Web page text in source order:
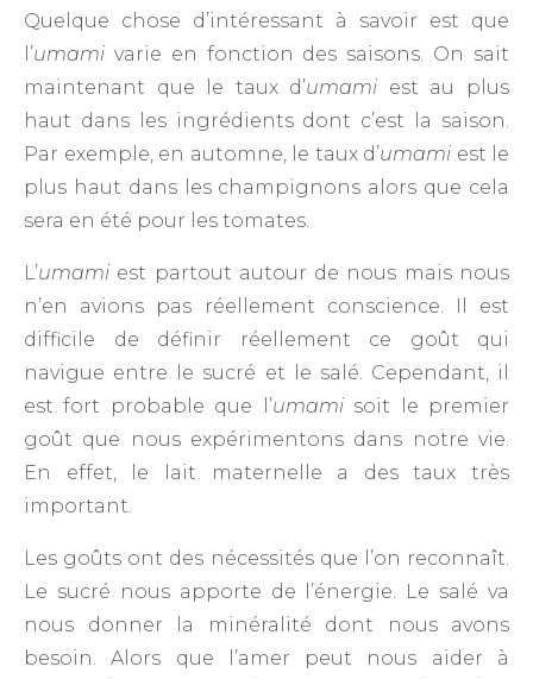
Quelque chose d’intéressant à savoir est que
l’umami varie en fonction des saisons. On sait
maintenant que le taux d’umami est au plus
haut dans les ingrédients dont c’est la saison.
Par exemple, en automne, le taux d’umami est le
plus haut dans les champignons alors que cela
sera en été pour les tomates.
L’umami est partout autour de nous mais nous
n’en avions pas réellement conscience. Il est
difficile de définir réellement ce goût qui
navigue entre le sucré et le salé. Cependant, il
est fort probable que l’umamisoit le premier
goût que nous expérimentons dans notre vie.
En effet, le lait maternelle a des taux très
important.
Les goûts ont des nécessités que l’on reconnaît.
Le sucré nous apporte de l’énergie. Le salé va
nous donner la minéralité dont nous avons
besoin. Alors que l’amer peut nous aider à